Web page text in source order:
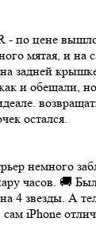
- по цене
мятая, и на
задней
и обещали,
остался.
немного
часов. 🚚
4 звезды. А
iPhone